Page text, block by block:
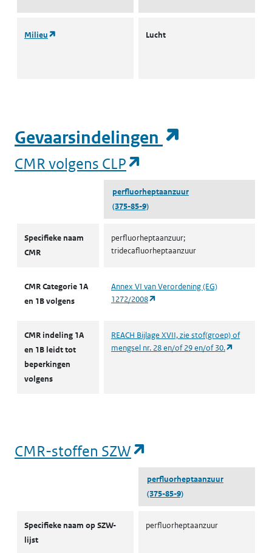
Milieu (opent in een nieuw tabblad)
Lucht
Gevaarsindelingen
CMR volgens CLP
perfluorheptaanzuur
(375-85-9)
Specifieke naam
CMR
perfluorheptaanzuur;
tridecafluorheptaanzuur
CMR Categorie 1A
en 1B volgens
Annex VI van Verordening (EG)
1272/2008
CMR indeling 1A
en 1B leidt tot
beperkingen
volgens
REACH Bijlage XVII, zie stof(groep) of
mengsel nr. 28 en/of 29 en/of 30.
CMR-stoffen SZW
perfluorheptaanzuur
(375-85-9)
Specifieke naam op SZW-
lijst
perfluorheptaanzuur